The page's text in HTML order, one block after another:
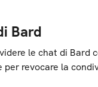
Bard
le chat di Bard
per revocare la